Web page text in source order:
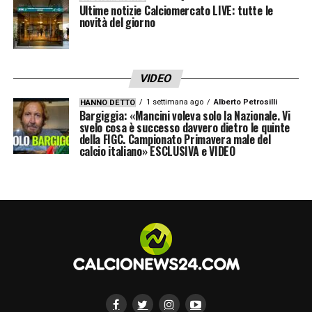
Ultime notizie Calciomercato LIVE: tutte le
novità del giorno
VIDEO
HANNO DETTO 1 settimana ago Alberto Petrosilli
Bargiggia: «Mancini voleva solo la Nazionale. Vi
svelo cosa è successo davvero dietro le quinte
della FIGC. Campionato Primavera male del
calcio italiano» ESCLUSIVA e VIDEO